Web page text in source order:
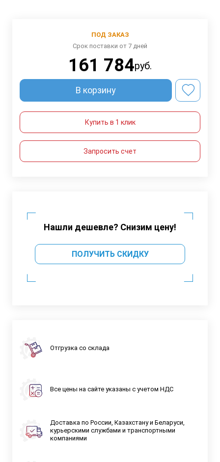
ПОД ЗАКАЗ
Срок поставки от 7 дней
161 784руб.
В корзину
Купить в 1 клик
Запросить счет
Нашли дешевле? Снизим цену!
ПОЛУЧИТЬ СКИДКУ
Отгрузка со склада
Все цены на сайте указаны с учетом НДС
Доставка по России, Казахстану и Беларуси,
курьерскими службами и транспортными
компаниями